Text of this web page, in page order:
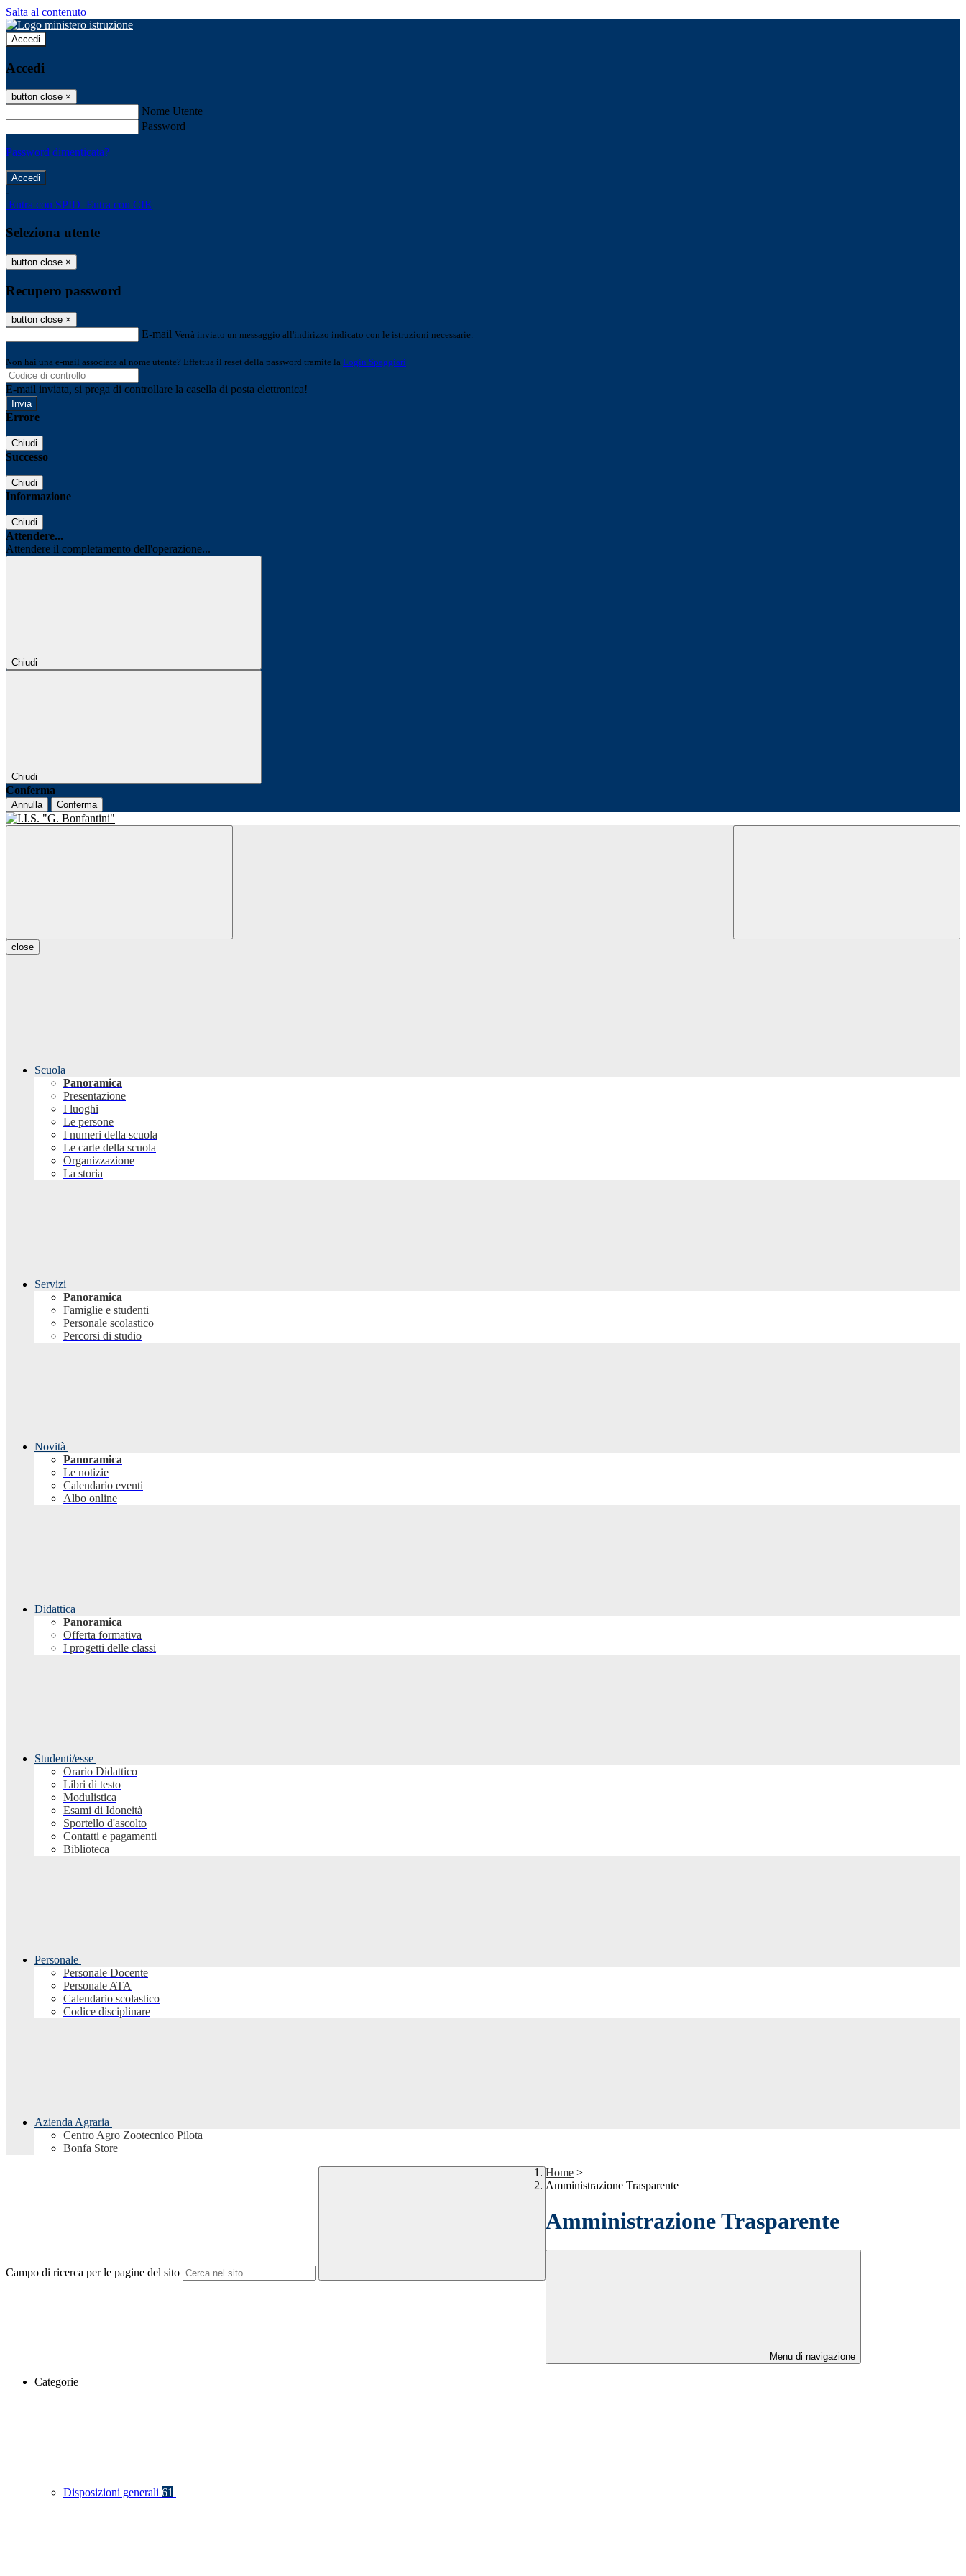
Salta al contenuto
Accedi
Accedi
button close ×
Nome Utente
Password
Password dimenticata?
-
Entra con SPID Entra con CIE
Seleziona utente
button close ×
Recupero password
button close ×
E-mail Verrà inviato un messaggio all'indirizzo indicato con le istruzioni necessarie.
Non hai una e-mail associata al nome utente? Effettua il reset della password tramite la Login Spaggiari
E-mail inviata, si prega di controllare la casella di posta elettronica!
Errore
Chiudi
Successo
Chiudi
Informazione
Chiudi
Attendere...
Attendere il completamento dell'operazione...
Chiudi
Chiudi
Conferma
Annulla Conferma
close
Scuola
Panoramica
Presentazione
I luoghi
Le persone
I numeri della scuola
Le carte della scuola
Organizzazione
La storia
Servizi
Panoramica
Famiglie e studenti
Personale scolastico
Percorsi di studio
Novità
Panoramica
Le notizie
Calendario eventi
Albo online
Didattica
Panoramica
Offerta formativa
I progetti delle classi
Studenti/esse
Orario Didattico
Libri di testo
Modulistica
Esami di Idoneità
Sportello d'ascolto
Contatti e pagamenti
Biblioteca
Personale
Personale Docente
Personale ATA
Calendario scolastico
Codice disciplinare
Azienda Agraria
Centro Agro Zootecnico Pilota
Bonfa Store
Campo di ricerca per le pagine del sito
Home >
Amministrazione Trasparente
Amministrazione Trasparente
Menu di navigazione
Categorie
Disposizioni generali 61